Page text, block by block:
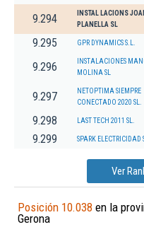
9.294
INSTAL LACIONS
PLANELLA SL
9.295 GPR DYNAMICS S.L.
9.296
INSTALACIONES
MOLINA SL
9.297
NETOPTIMA SIEMPRE
CONECTADO 2020 SL.
9.298 LAST TECH 2011 SL.
9.299 SPARK ELECTRICIDAD
Ver
Posición 10.038 en la
Gerona